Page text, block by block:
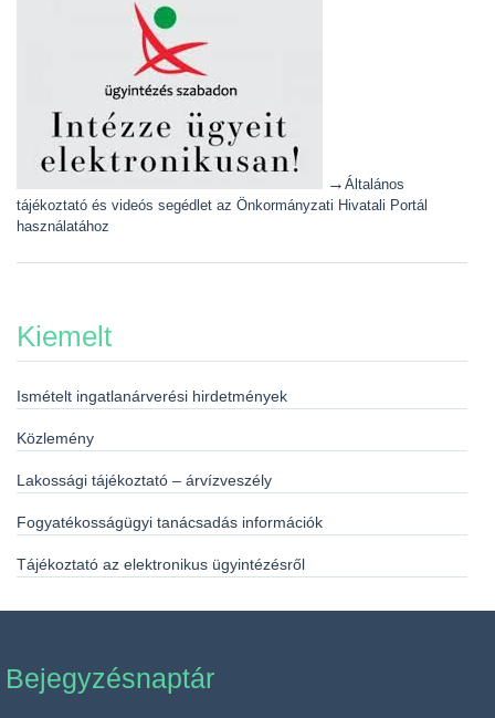
→ Általános
tájékoztató és videós segédlet az Önkormányzati Hivatali Portál
használatához
Kiemelt
Ismételt ingatlanárverési hirdetmények
Közlemény
Lakossági tájékoztató – árvízveszély
Fogyatékosságügyi tanácsadás információk
Tájékoztató az elektronikus ügyintézésről
Bejegyzésnaptár